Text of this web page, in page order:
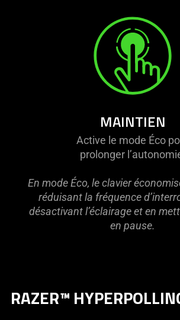
MAINTIEN
Active le mode Éco
prolonger
En mode Éco, le clavier
réduisant la fréquence
désactivant l’éclairage et en
en pause.
RAZER™